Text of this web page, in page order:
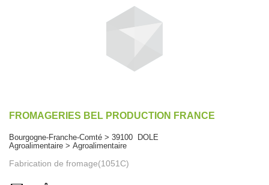
FROMAGERIES BEL PRODUCTION FRANCE
Bourgogne-Franche-Comté > 39100 DOLE
Agroalimentaire > Agroalimentaire
Fabrication de fromage(1051C)